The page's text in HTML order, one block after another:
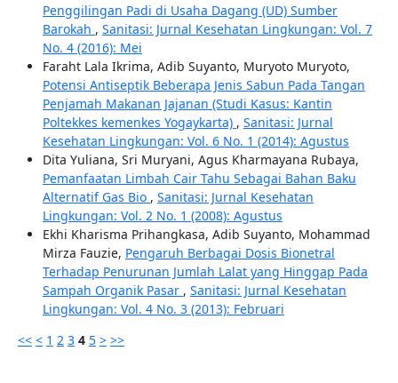
Penggilingan Padi di Usaha Dagang (UD) Sumber
Barokah , Sanitasi: Jurnal Kesehatan Lingkungan: Vol. 7
No. 4 (2016): Mei
Faraht Lala Ikrima, Adib Suyanto, Muryoto Muryoto,
Potensi Antiseptik Beberapa Jenis Sabun Pada Tangan
Penjamah Makanan Jajanan (Studi Kasus: Kantin
Poltekkes kemenkes Yogaykarta) , Sanitasi: Jurnal
Kesehatan Lingkungan: Vol. 6 No. 1 (2014): Agustus
Dita Yuliana, Sri Muryani, Agus Kharmayana Rubaya,
Pemanfaatan Limbah Cair Tahu Sebagai Bahan Baku
Alternatif Gas Bio , Sanitasi: Jurnal Kesehatan
Lingkungan: Vol. 2 No. 1 (2008): Agustus
Ekhi Kharisma Prihangkasa, Adib Suyanto, Mohammad
Mirza Fauzie, Pengaruh Berbagai Dosis Bionetral
Terhadap Penurunan Jumlah Lalat yang Hinggap Pada
Sampah Organik Pasar , Sanitasi: Jurnal Kesehatan
Lingkungan: Vol. 4 No. 3 (2013): Februari
<< < 1 2 3 4 5 > >>